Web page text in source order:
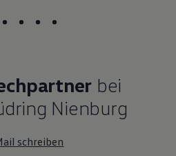
bei
Nienburg
schreiben